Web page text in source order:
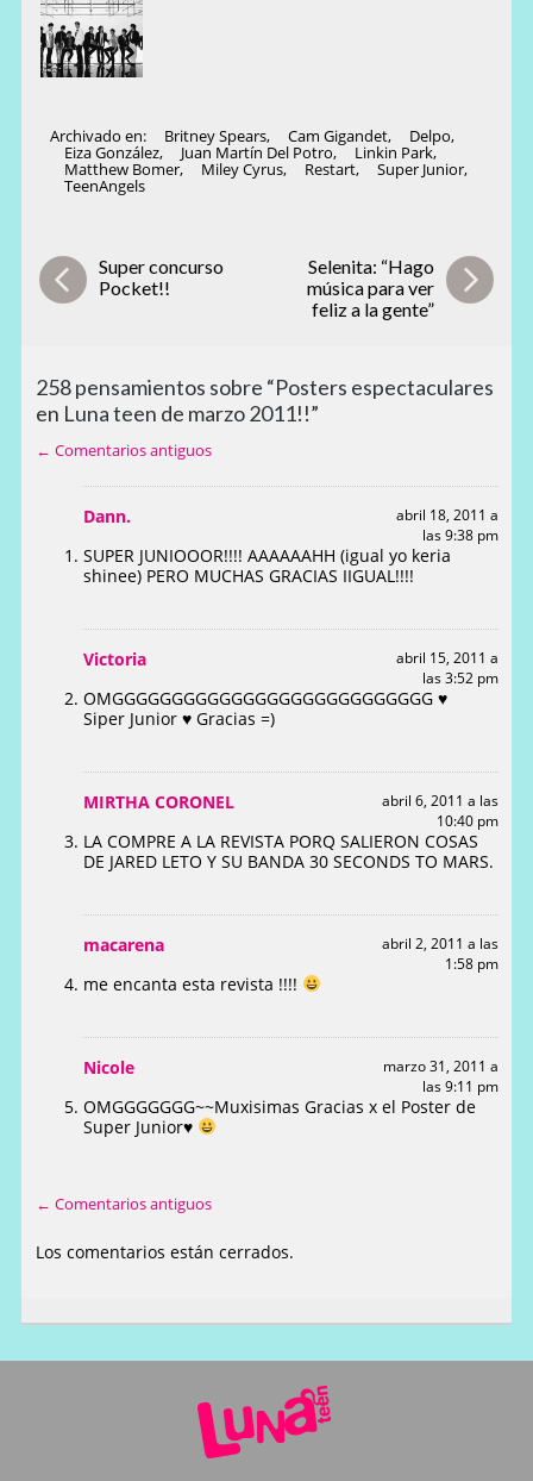
Archivado en: Britney Spears, Cam Gigandet, Delpo,
Eiza González, Juan Martín Del Potro, Linkin Park,
Matthew Bomer, Miley Cyrus, Restart, Super Junior,
TeenAngels
Super concurso
Pocket!!
Selenita: “Hago
música para ver
feliz a la gente”
258 pensamientos sobre “Posters espectaculares
en Luna teen de marzo 2011!!”
← Comentarios antiguos
Dann.
abril 18, 2011 a
las 9:38 pm
SUPER JUNIOOOR!!!! AAAAAAHH (igual yo keria
shinee) PERO MUCHAS GRACIAS IIGUAL!!!!
Victoria
abril 15, 2011 a
las 3:52 pm
OMGGGGGGGGGGGGGGGGGGGGGGGGGGG ♥
Siper Junior ♥ Gracias =)
MIRTHA CORONEL
abril 6, 2011 a las
10:40 pm
LA COMPRE A LA REVISTA PORQ SALIERON COSAS
DE JARED LETO Y SU BANDA 30 SECONDS TO MARS.
macarena
abril 2, 2011 a las
1:58 pm
me encanta esta revista !!!!
Nicole
marzo 31, 2011 a
las 9:11 pm
OMGGGGGGG~~Muxisimas Gracias x el Poster de
Super Junior♥
← Comentarios antiguos
Los comentarios están cerrados.